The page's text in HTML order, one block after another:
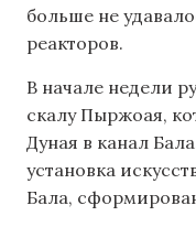
больше не
реакторов.
В начале недели
скалу Пыржоая,
Дуная в канал
установка
Бала,